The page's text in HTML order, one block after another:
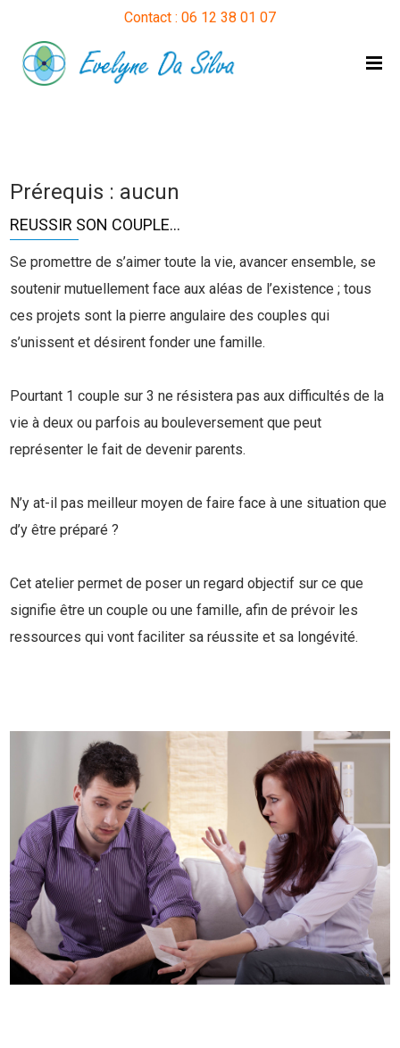
Contact : 06 12 38 01 07
Prérequis : aucun
REUSSIR SON COUPLE…
Se promettre de s’aimer toute la vie, avancer ensemble, se
soutenir mutuellement face aux aléas de l’existence ; tous
ces projets sont la pierre angulaire des couples qui
s’unissent et désirent fonder une famille.
Pourtant 1 couple sur 3 ne résistera pas aux difficultés de la
vie à deux ou parfois au bouleversement que peut
représenter le fait de devenir parents.
N’y at-il pas meilleur moyen de faire face à une situation que
d’y être préparé ?
Cet atelier permet de poser un regard objectif sur ce que
signifie être un couple ou une famille, afin de prévoir les
ressources qui vont faciliter sa réussite et sa longévité.